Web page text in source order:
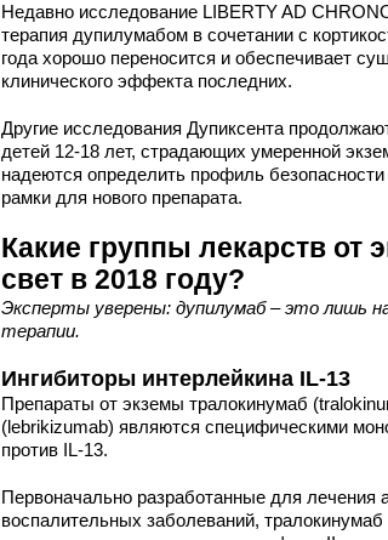
Недавно исследование LIBERTY AD
терапия дупилумабом в сочетании с
года хорошо переносится и обеспечивает
клинического эффекта последних.
Другие исследования Дупиксента
детей 12-18 лет, страдающих умеренной
надеются определить профиль
рамки для нового препарата.
Какие группы лекарств от
свет в 2018 году?
Эксперты уверены: дупилумаб – это лишь
терапии.
Ингибиторы интерлейкина IL-13
Препараты от экземы тралокинумаб
(lebrikizumab) являются специфическими
против IL-13.
Первоначально разработанные для лечения
воспалительных заболеваний,